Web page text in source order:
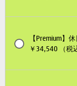
【Premium】
￥34,540 （税